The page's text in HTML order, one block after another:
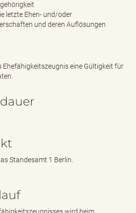
letzte Ehen- und/oder
und deren Auflösungen
Ehefähigkeitszeugnis eine Gültigkeit für
Standesamt 1 Berlin.